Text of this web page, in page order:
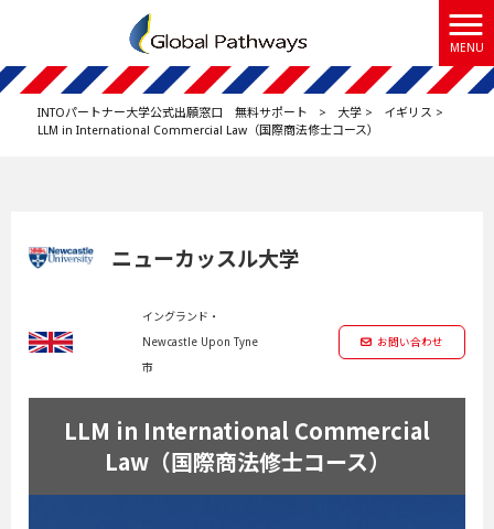
MENU
INTOパートナー大学公式出願窓口 無料サポート > 大学 > イギリス >
LLM in International Commercial Law（国際商法修士コース）
ニューカッスル大学
イングランド・
Newcastle Upon Tyne
市
お問い合わせ
LLM in International Commercial
Law（国際商法修士コース）